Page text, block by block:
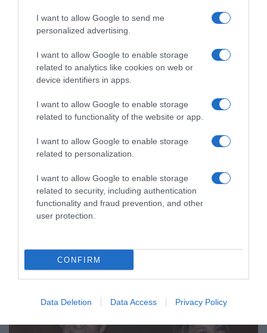
I want to allow Google to send me
personalized advertising.
I want to allow Google to enable storage
related to analytics like cookies on web or
device identifiers in apps.
I want to allow Google to enable storage
related to functionality of the website or app.
I want to allow Google to enable storage
related to personalization.
I want to allow Google to enable storage
related to security, including authentication
functionality and fraud prevention, and other
user protection.
CONFIRM
Data Deletion Data Access Privacy Policy
Νάνσυ Ζαμπέτογλου: Η ανανεωμένη
εμφάνιση της παρουσιάστριας – «Σου κόβει
δέκα χρόνια»
22.04.2026 - 18:08